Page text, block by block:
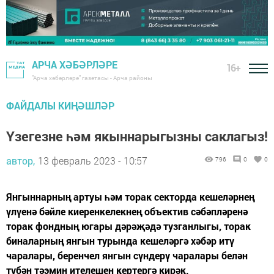
АРЧА ХӘБӘРЛӘРЕ
"Арча хәбәрләре" газетасы - Арча районы
16+
ФАЙДАЛЫ КИҢӘШЛӘР
Үзегезне һәм якыннарыгызны саклагыз!
автор, 13 февраль 2023 - 10:57 796 0 0
Янгыннарның артуы һәм торак секторда кешеләрнең
үлүенә бәйле киеренкелекнең объектив сәбәпләренә
торак фондның югары дәрәҗәдә тузганлыгы, торак
биналарның янгын турында кешеләргә хәбәр итү
чаралары, беренчел янгын сүндерү чаралары белән
түбән тәэмин ителешен кертергә кирәк.